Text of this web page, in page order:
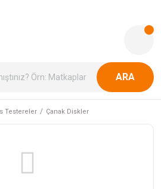
ARA
Testereler Çanak Diskler